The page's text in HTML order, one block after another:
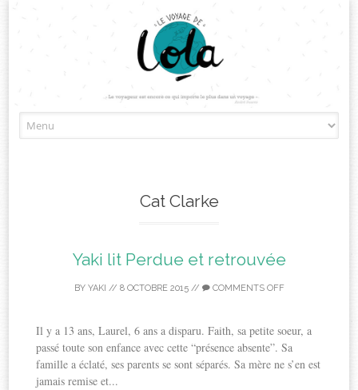
to
Cat Clarke
Yaki lit Perdue et retrouvée
BY YAKI // 8 OCTOBRE 2015// COMMENTS OFF
Il y a 13 ans, Laurel, 6 ans a disparu. Faith, sa petite soeur, a
passé toute son enfance avec cette “présence absente”. Sa
famille a éclaté, ses parents se sont séparés. Sa mère ne s’en est
jamais remise et...